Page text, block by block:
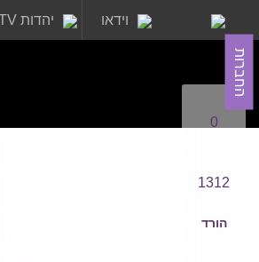
החברות
וידאו יהדות TV
0
1312
הורד